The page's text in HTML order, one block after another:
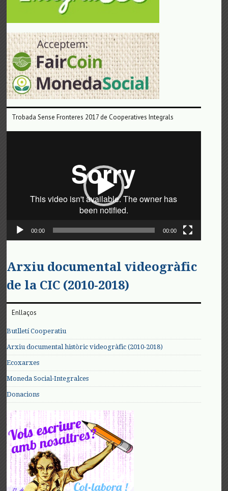
Trobada Sense Fronteres 2017 de Cooperatives Integrals
00:00 00:00
Arxiu documental videogràfic
de la CIC (2010-2018)
Enllaços
Butlletí Cooperatiu
Arxiu documental històric videogràfic (2010-2018)
Ecoxarxes
Moneda Social-Integralces
Donacions